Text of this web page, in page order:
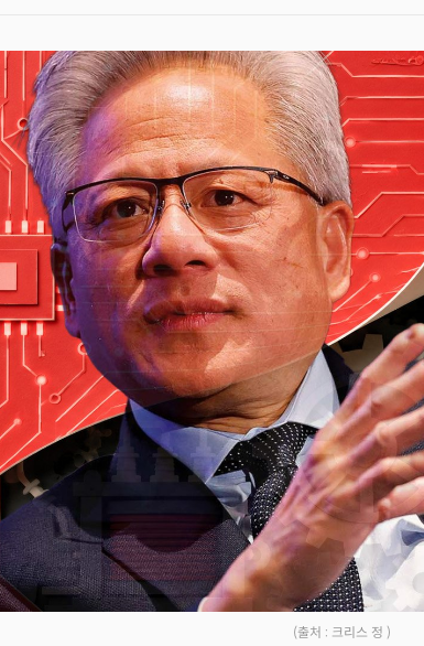
(출처 : 크리스 정 )